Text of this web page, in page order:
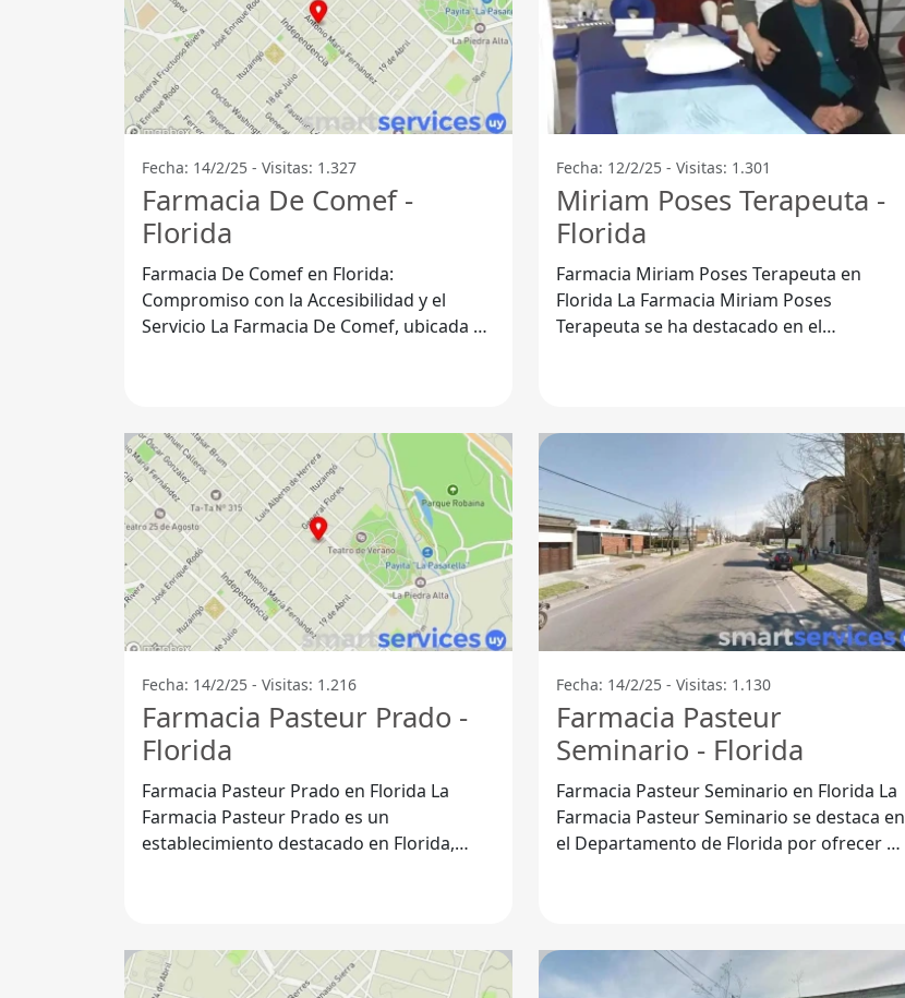
Fecha: 14/2/25 - Visitas: 1.327
Farmacia De Comef -
Florida
Farmacia De Comef en Florida:
Compromiso con la Accesibilidad y el
Servicio La Farmacia De Comef, ubicada en
Fecha: 12/2/25 - Visitas: 1.301
Miriam Poses Terapeuta -
Florida
Farmacia Miriam Poses Terapeuta en
Florida La Farmacia Miriam Poses
Terapeuta se ha destacado en el
Fecha: 14/2/25 - Visitas: 1.216
Farmacia Pasteur Prado -
Florida
Farmacia Pasteur Prado en Florida La
Farmacia Pasteur Prado es un
establecimiento destacado en Florida,
Fecha: 14/2/25 - Visitas: 1.130
Farmacia Pasteur
Seminario - Florida
Farmacia Pasteur Seminario en Florida La
Farmacia Pasteur Seminario se destaca en
el Departamento de Florida por ofrecer un